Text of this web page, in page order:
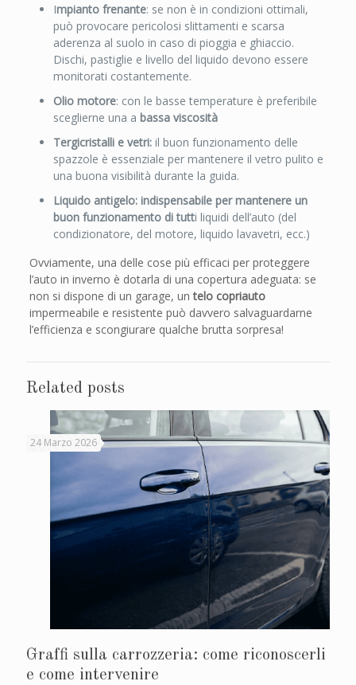
Impianto frenante: se non è in condizioni ottimali,
può provocare pericolosi slittamenti e scarsa
aderenza al suolo in caso di pioggia e ghiaccio.
Dischi, pastiglie e livello del liquido devono essere
monitorati costantemente.
Olio motore: con le basse temperature è preferibile
sceglierne una a bassa viscosità
Tergicristalli e vetri:il buon funzionamento delle
spazzole è essenziale per mantenere il vetro pulito e
una buona visibilità durante la guida.
Liquido antigelo: indispensabile per mantenere un
buon funzionamento di tutti liquidi dell’auto (del
condizionatore, del motore, liquido lavavetri, ecc.)
Ovviamente, una delle cose più efficaci per proteggere
l’auto in inverno è dotarla di una copertura adeguata: se
non si dispone di un garage, untelo copriauto
impermeabile e resistente può davvero salvaguardarne
l’efficienza e scongiurare qualche brutta sorpresa!
Related posts
24 Marzo 2026
Graffi sulla carrozzeria: come riconoscerli
e come intervenire